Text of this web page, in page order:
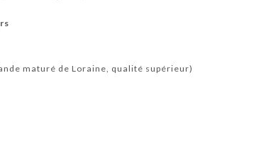
maturé de Loraine, qualité supérieur)